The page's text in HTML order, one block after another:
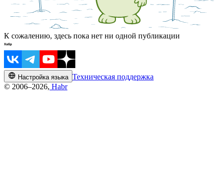
К сожалению, здесь пока нет ни одной публикации
Настройка языка Техническая поддержка
© 2006–2026, Habr